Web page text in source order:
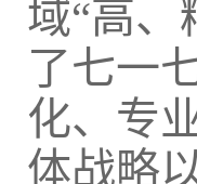
域“高
了七一
化、专
体战略